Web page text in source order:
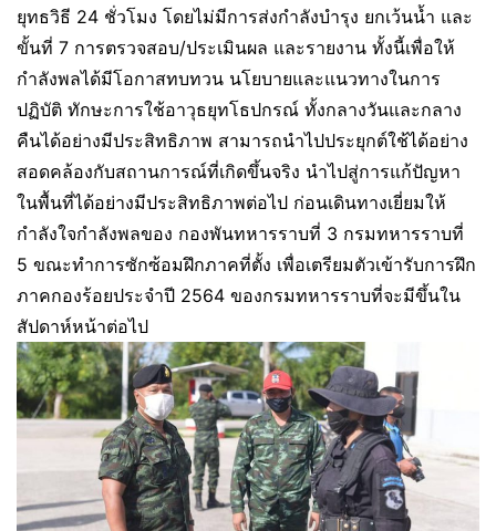
ยุทธวิธี 24 ชั่วโมง​ โดยไม่มีการส่งกำลังบำรุง ยกเว้นน้ำ และ
ขั้นที่ 7 การตรวจสอบ/ประเมินผล และรายงาน ทั้งนี้เพื่อให้
กำลังพลได้มีโอกาสทบทวน นโยบายและแนวทางในการ
ปฏิบัติ ทักษะการใช้อาวุธยุทโธปกรณ์ ทั้งกลางวันและกลาง
คืนได้อย่างมีประสิทธิภาพ สามารถนำไปประยุกต์ใช้ได้อย่าง
สอดคล้องกับสถานการณ์ที่เกิดขึ้นจริง นำไปสู่การแก้ปัญหา
ในพื้นที่ได้อย่างมีประสิทธิภาพต่อไป ก่อนเดินทางเยี่ยมให้
กำลังใจกำลังพลของ กองพันทหารราบที่ 3 กรมทหารราบที่
5 ขณะทำการซักซ้อมฝึกภาคที่ตั้ง เพื่อเตรียมตัวเข้ารับการฝึก
ภาคกองร้อยประจำปี 2564 ของกรมทหารราบที่จะมีขึ้นใน
สัปดาห์หน้าต่อไป